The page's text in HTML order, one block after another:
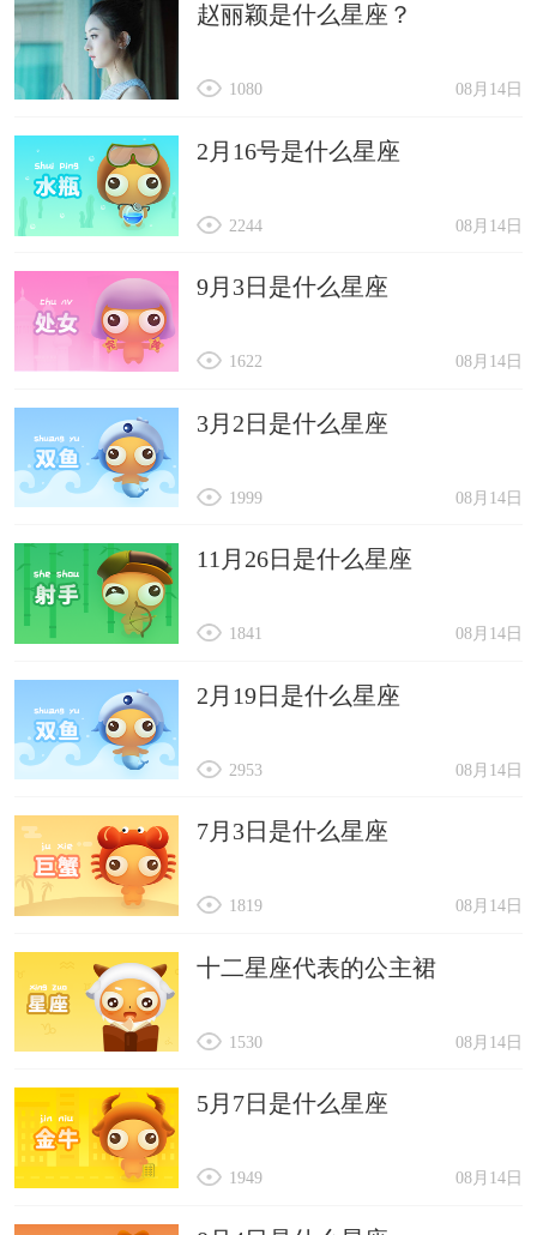
赵丽颖是什么星座？
08月14日
1080
2月16号是什么星座
08月14日
2244
9月3日是什么星座
08月14日
1622
3月2日是什么星座
08月14日
1999
11月26日是什么星座
08月14日
1841
2月19日是什么星座
08月14日
2953
7月3日是什么星座
08月14日
1819
十二星座代表的公主裙
08月14日
1530
5月7日是什么星座
08月14日
1949